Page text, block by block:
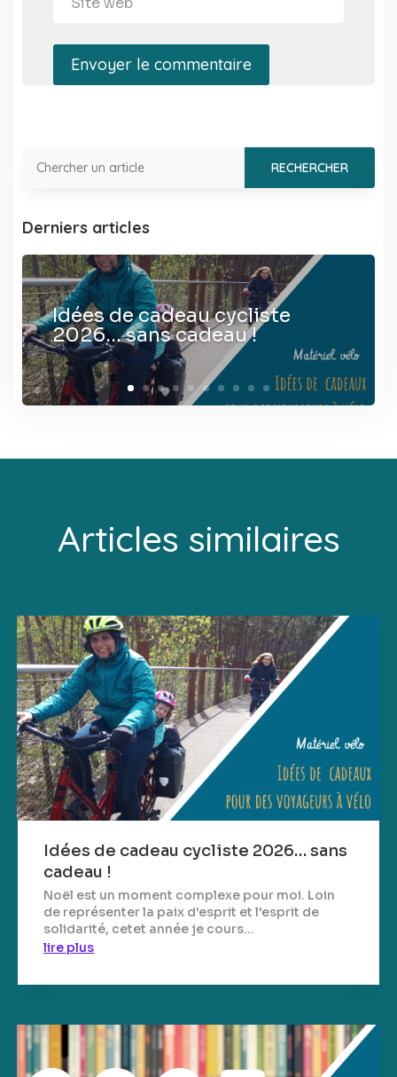
Envoyer le commentaire
Derniers articles
Idées de cadeau cycliste
2026… sans cadeau !
Articles similaires
Idées de cadeau cycliste 2026… sans
cadeau !
Noël est un moment complexe pour moi. Loin
de représenter la paix d'esprit et l'esprit de
solidarité, cetet année je cours...
lire plus